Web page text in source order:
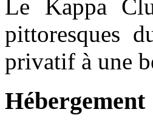
Le Kappa
pittoresques
privatif à une
Hébergement